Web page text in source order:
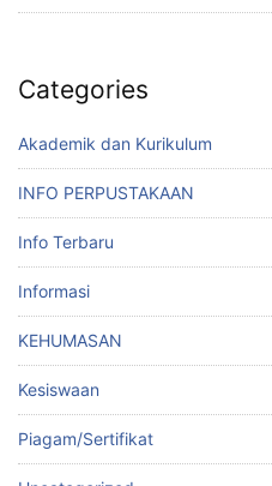
Categories
Akademik dan Kurikulum
INFO PERPUSTAKAAN
Info Terbaru
Informasi
KEHUMASAN
Kesiswaan
Piagam/Sertifikat